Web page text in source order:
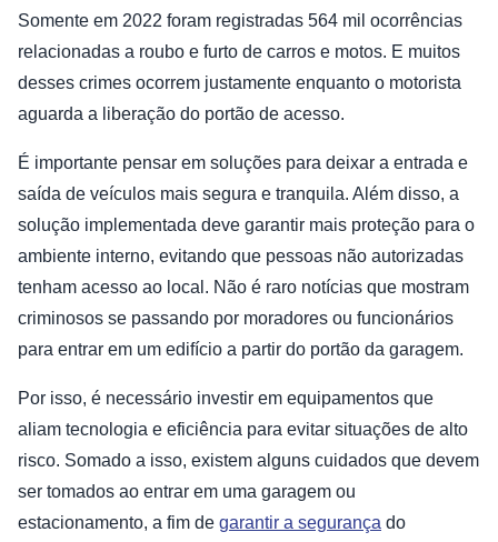
Somente em 2022 foram registradas 564 mil ocorrências
relacionadas a roubo e furto de carros e motos. E muitos
desses crimes ocorrem justamente enquanto o motorista
aguarda a liberação do portão de acesso.
É importante pensar em soluções para deixar a entrada e
saída de veículos mais segura e tranquila. Além disso, a
solução implementada deve garantir mais proteção para o
ambiente interno, evitando que pessoas não autorizadas
tenham acesso ao local. Não é raro notícias que mostram
criminosos se passando por moradores ou funcionários
para entrar em um edifício a partir do portão da garagem.
Por isso, é necessário investir em equipamentos que
aliam tecnologia e eficiência para evitar situações de alto
risco. Somado a isso, existem alguns cuidados que devem
ser tomados ao entrar em uma garagem ou
estacionamento, a fim de garantir a segurança do